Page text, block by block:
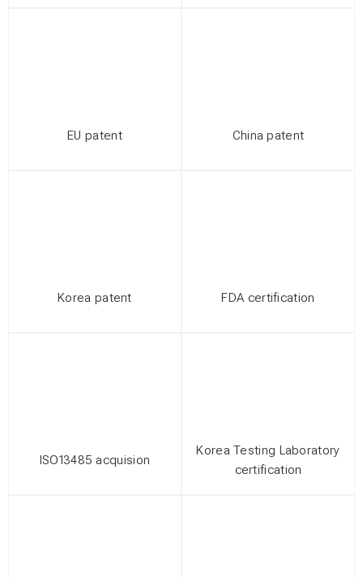
EU patent China patent
Korea patent FDA certification
ISO13485 acquision
Korea Testing Laboratory
certification